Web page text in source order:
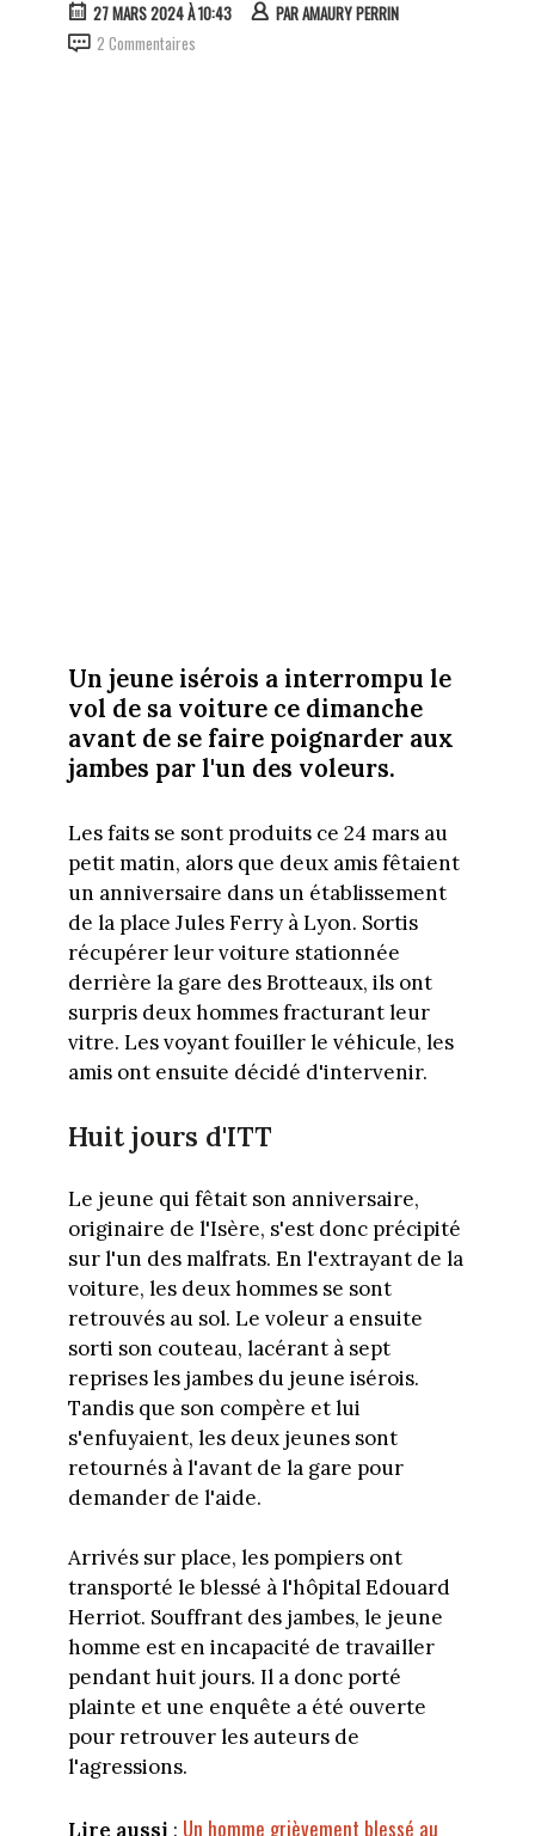
27 MARS 2024 À 10:43 PARAMAURY PERRIN
2 Commentaires
Un jeune isérois a interrompu le
vol de sa voiture ce dimanche
avant de se faire poignarder aux
jambes par l'un des voleurs.
Les faits se sont produits ce 24 mars au
petit matin, alors que deux amis fêtaient
un anniversaire dans un établissement
de la place Jules Ferry à Lyon. Sortis
récupérer leur voiture stationnée
derrière la gare des Brotteaux, ils ont
surpris deux hommes fracturant leur
vitre. Les voyant fouiller le véhicule, les
amis ont ensuite décidé d'intervenir.
Huit jours d'ITT
Le jeune qui fêtait son anniversaire,
originaire de l'Isère, s'est donc précipité
sur l'un des malfrats. En l'extrayant de la
voiture, les deux hommes se sont
retrouvés au sol. Le voleur a ensuite
sorti son couteau, lacérant à sept
reprises les jambes du jeune isérois.
Tandis que son compère et lui
s'enfuyaient, les deux jeunes sont
retournés à l'avant de la gare pour
demander de l'aide.
Arrivés sur place, les pompiers ont
transporté le blessé à l'hôpital Edouard
Herriot. Souffrant des jambes, le jeune
homme est en incapacité de travailler
pendant huit jours. Il a donc porté
plainte et une enquête a été ouverte
pour retrouver les auteurs de
l'agressions.
Lire aussi : Un homme grièvement blessé au